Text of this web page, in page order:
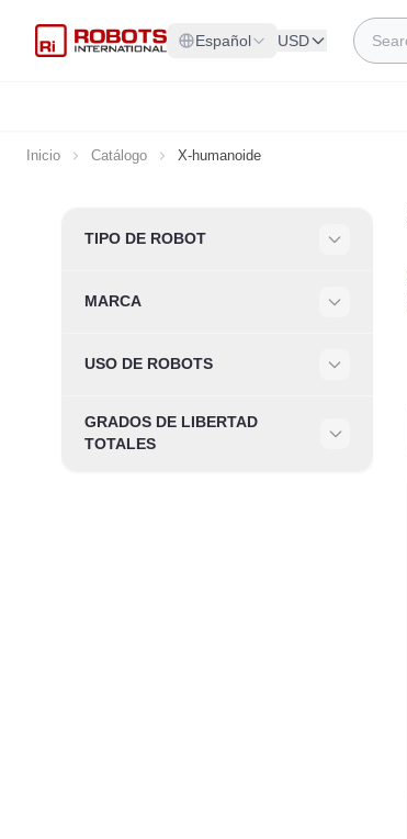
Español USD
Search
Inicio Catálogo X-humanoide
Skip to product list
TIPO DE ROBOT
MARCA
USO DE ROBOTS
GRADOS DE LIBERTAD
TOTALESFilter